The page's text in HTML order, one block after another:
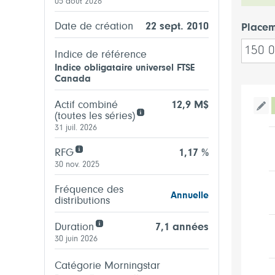
05 août 2026
Date de création 22 sept. 2010
Indice de référence
Indice obligataire universel FTSE
Canada
Actif combiné
(toutes les séries)
12,9 M$
31 juil. 2026
RFG 1,17 %
30 nov. 2025
Fréquence des
distributions
Annuelle
Duration 7,1 années
30 juin 2026
Catégorie Morningstar